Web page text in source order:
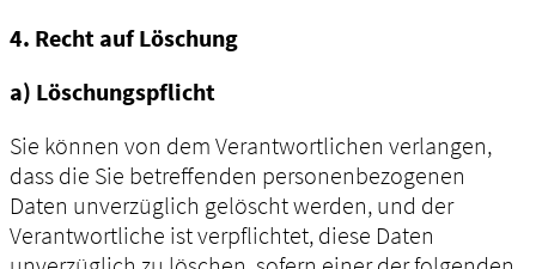
4. Recht auf Löschung
a) Löschungspflicht
Sie können von dem Verantwortlichen verlangen,
dass die Sie betreffenden personenbezogenen
Daten unverzüglich gelöscht werden, und der
Verantwortliche ist verpflichtet, diese Daten